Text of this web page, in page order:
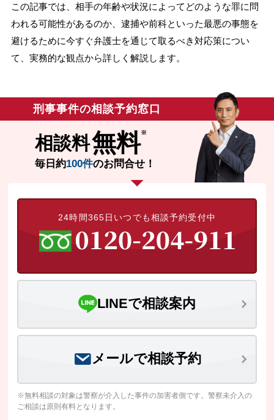
刑事事件について 知りたい方
刑事事件データベース
この記事では、相手の年齢や状況によってどのような罪に問
われる可能性があるのか、逮捕や前科といった最悪の事態を
避けるために今すぐ弁護士を通じて取るべき対応策につい
て、実務的な観点から詳しく解説します。
刑事事件の相談予約窓口
相談料無料
毎日約100件のお問合せ！
24時間365日いつでも相談予約受付中
LINEで相談案内
メールで相談予約
※無料相談の対象は警察が介入した事件の加害者側です。警察未介入の
ご相談は原則有料となります。